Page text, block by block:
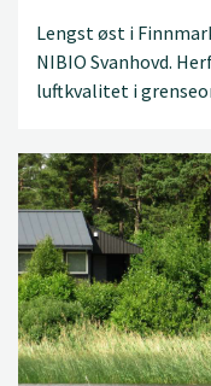
Lengst øst i
NIBIO Svanhovd.
luftkvalitet i